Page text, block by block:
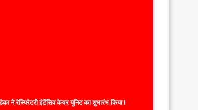
ने रेस्पिरेटरी इंटेंसिव केयर यूनिट का शुभारंभ किया l